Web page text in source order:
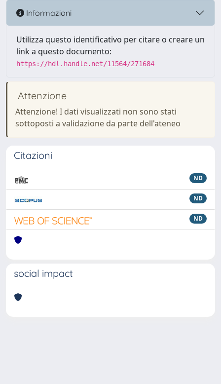
Informazioni
Utilizza questo identificativo per citare o creare un
link a questo documento:
https://hdl.handle.net/11564/271684
Attenzione
Attenzione! I dati visualizzati non sono stati
sottoposti a validazione da parte dell'ateneo
Citazioni
ND
ND
ND
social impact